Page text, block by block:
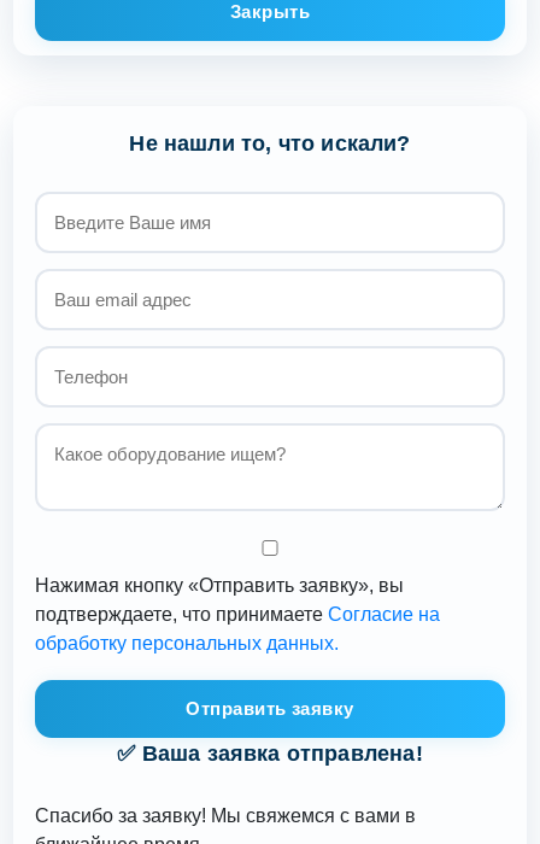
Закрыть
Не нашли то, что искали?
Нажимая кнопку «Отправить заявку», вы
подтверждаете, что принимаетеСогласие на
обработку персональных данных.
Отправить заявку
✅ Ваша заявка отправлена!
Спасибо за заявку! Мы свяжемся с вами в